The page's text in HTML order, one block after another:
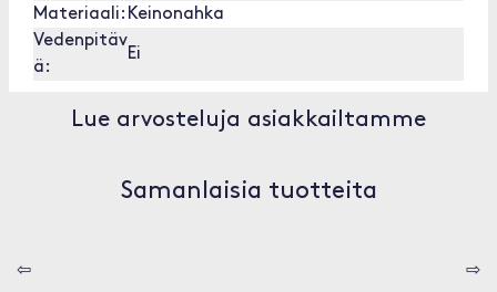
Materiaali: Keinonahka
Vedenpitäv
ä:
Ei
Lue arvosteluja asiakkailtamme
Samanlaisia tuotteita
⇦ ⇨